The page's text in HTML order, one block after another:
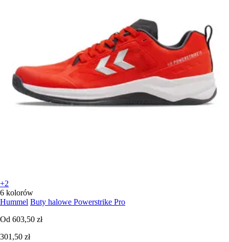
+2
6 kolorów
Hummel Buty halowe Powerstrike Pro
Od 603,50 zł
301,50 zł